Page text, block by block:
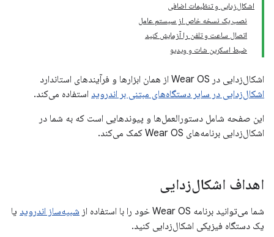
اشکال‌زدایی و تنظیمات اضافی
نصب یک نسخه خاص از سیستم عامل
اتصال ساعت و تلفن را آزمایش کنید
ضبط اسکرین شات و ویدیو
اشکال‌زدایی در Wear OS از همان ابزارها و فرآیندهای استاندارد
اشکال‌زدایی در سایر دستگاه‌های مبتنی بر اندروید استفاده می‌کند.
این صفحه شامل دستورالعمل‌ها و پیوندهایی است که به شما در
اشکال‌زدایی برنامه‌های Wear OS کمک می‌کند.
اهداف اشکال‌زدایی
شما می‌توانید برنامه Wear OS خود را با استفاده از شبیه‌ساز اندروید یا
یک دستگاه فیزیکی اشکال‌زدایی کنید.